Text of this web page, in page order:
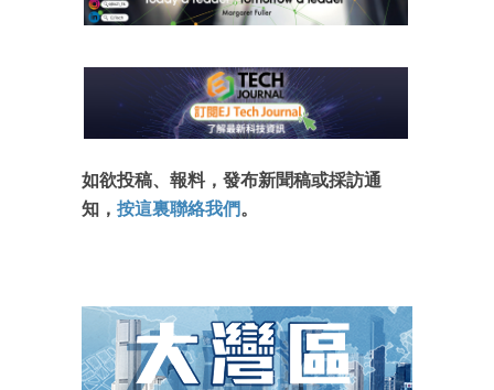
如欲投稿、報料，發布新聞稿或採訪通
知， 按這裏聯絡我們。